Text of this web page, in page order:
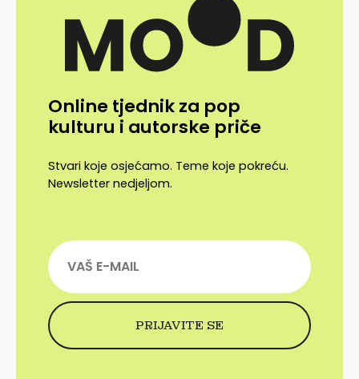
Online tjednik za pop
kulturu i autorske priče
Stvari koje osjećamo. Teme koje pokreću.
Newsletter nedjeljom.